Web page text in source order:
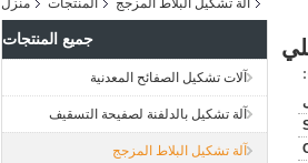
منزل المنتجات آلة تشكيل البلاط المزجج
جميع المنتجات
آلات تشكيل الصفائح المعدنية
آلة تشكيل بالدلفنة لصفيحة التسقيف
آلة تشكيل البلاط المزجج